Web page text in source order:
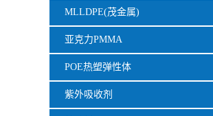
MLLDPE(茂金属)
亚克力PMMA
POE热塑弹性体
紫外吸收剂